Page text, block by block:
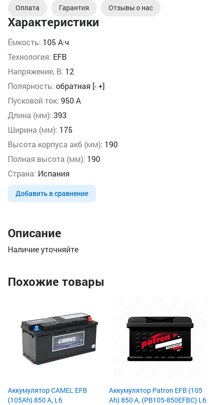
Характеристики
Ёмкость: 105 А·ч
Технология: EFB
Напряжение, В: 12
Полярность: обратная [- +]
Пусковой ток: 950 А
Длина (мм): 393
Ширина (мм): 175
Высота корпуса акб (мм): 190
Полная высота (мм): 190
Страна: Испания
Добавить в сравнение
Оплата Гарантия Отзывы о нас
Описание
Наличие уточняйте
Похожие товары
Аккумулятор CAMEL EFB
(105Ah) 850 А, L6
Аккумулятор Patron EFB (105
Ah) 850 А, (PB105-850EFBC) L6